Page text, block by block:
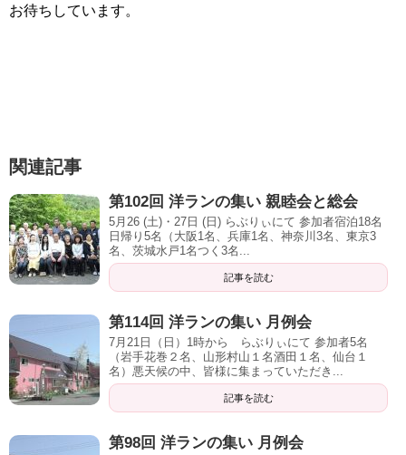
お待ちしています。
関連記事
第102回 洋ランの集い 親睦会と総会
5月26 (土)・27日 (日) らぶりぃにて 参加者宿泊18名
日帰り5名（大阪1名、兵庫1名、神奈川3名、東京3
名、茨城水戸1名つく3名...
記事を読む
第114回 洋ランの集い 月例会
7月21日（日）1時から らぶりぃにて 参加者5名
（岩手花巻２名、山形村山１名酒田１名、仙台１
名）悪天候の中、皆様に集まっていただき...
記事を読む
第98回 洋ランの集い 月例会